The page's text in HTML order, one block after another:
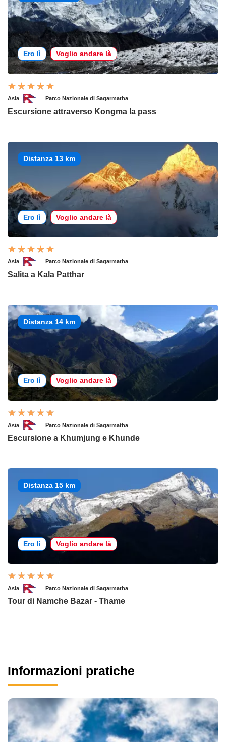
Ero lì Voglio andare là
Asia Parco Nazionale di Sagarmatha
Escursione attraverso Kongma la pass
Distanza 13 km
Ero lì Voglio andare là
Asia Parco Nazionale di Sagarmatha
Salita a Kala Patthar
Distanza 14 km
Ero lì Voglio andare là
Asia Parco Nazionale di Sagarmatha
Escursione a Khumjung e Khunde
Distanza 15 km
Ero lì Voglio andare là
Asia Parco Nazionale di Sagarmatha
Tour di Namche Bazar - Thame
Informazioni pratiche